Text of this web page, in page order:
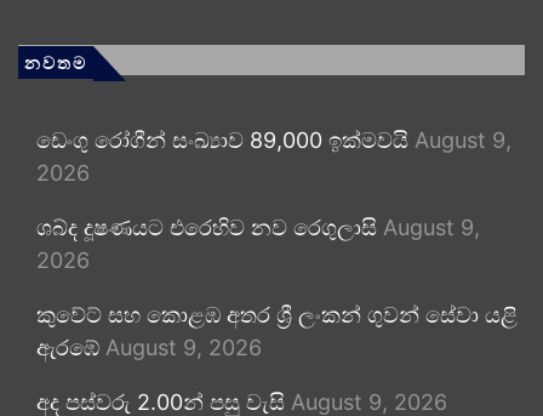
නවතම
ඩෙංගු රෝගීන් සංඛ්‍යාව 89,000 ඉක්මවයි August 9,
2026
ශබ්ද දූෂණයට එරෙහිව නව රෙගුලාසි August 9,
2026
කුවේට් සහ කොළඹ අතර ශ්‍රී ලංකන් ගුවන් සේවා යළි
ඇරඹේ August 9, 2026
අද පස්වරු 2.00න් පසු වැසි August 9, 2026